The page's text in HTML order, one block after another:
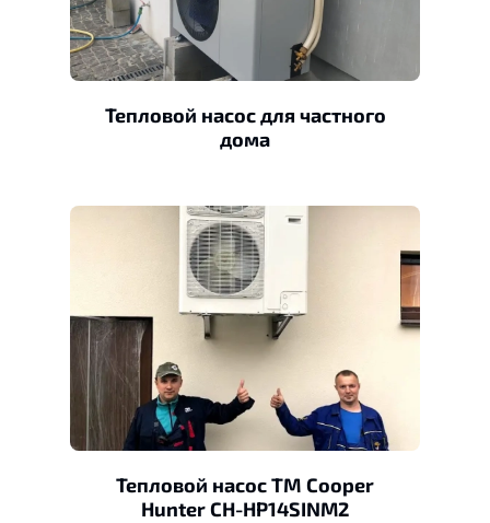
Тепловой насос для частного
дома
Тепловой насос ТМ Cooper
Hunter CH-HP14SINM2